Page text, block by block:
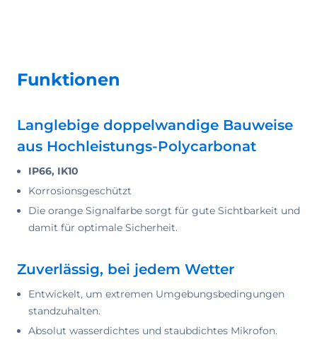
Funktionen
Langlebige doppelwandige Bauweise
aus Hochleistungs-Polycarbonat
IP66, IK10
Korrosionsgeschützt
Die orange Signalfarbe sorgt für gute Sichtbarkeit und
damit für optimale Sicherheit.
Zuverlässig, bei jedem Wetter
Entwickelt, um extremen Umgebungsbedingungen
standzuhalten.
Absolut wasserdichtes und staubdichtes Mikrofon.